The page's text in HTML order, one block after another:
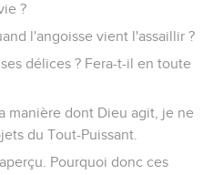
?
l'angoisse vient l'assaillir ?
délices ? Fera-t-il en toute
manière dont Dieu agit, je ne
du Tout-Puissant.
Pourquoi donc ces